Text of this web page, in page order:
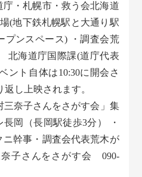
・札幌市・救う会北海道
(地下鉄札幌駅と大通り駅
プンスペース) ・調査会荒
北海道庁国際課(道庁代表
ント自体は10:30に開会さ
し上映されます。
三奈子さんをさがす会」集
岡（長岡駅徒歩3分） ・
幹事・調査会代表荒木が
子さんをさがす会 090-